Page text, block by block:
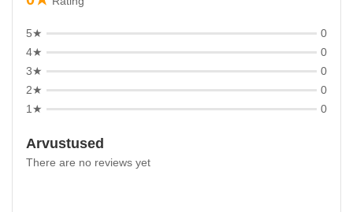
5★
0
4★
0
3★
0
2★
0
1★
0
Arvustused
There are no reviews yet